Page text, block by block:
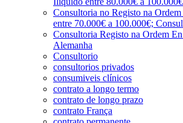
Consultoria no Registo na
entre 70.000€ a 100.000€;
Consultoria Registo na Ordem
Alemanha
Consultorio
consultorios privados
consumiveis clínicos
contrato a longo termo
contrato de longo prazo
contrato França